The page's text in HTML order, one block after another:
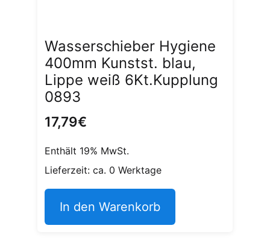
Wasserschieber Hygiene
400mm Kunstst. blau,
Lippe weiß 6Kt.Kupplung
0893
17,79€
Enthält 19% MwSt.
Lieferzeit: ca. 0 Werktage
In den Warenkorb